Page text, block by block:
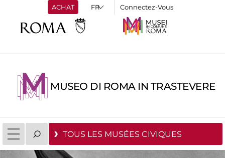
ACHAT Connectez-Vous
MUSEO DI ROMA IN TRASTEVERE
TOUS LES MUSÉES CIVIQUES